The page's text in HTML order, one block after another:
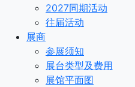
2027同期活动
往届活动
展商
参展须知
展台类型及费用
展馆平面图